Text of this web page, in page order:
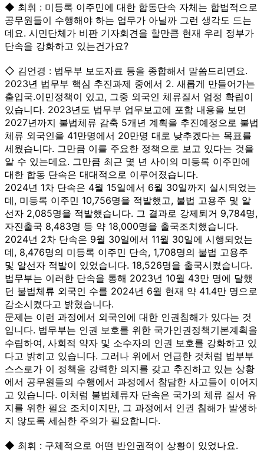
◆ 최휘 : 미등록 이주민에 대한 합동단속 자체는 합법적으로
공무원들이 수행해야 하는 업무가 아닐까 그런 생각도 드는
데요. 시민단체가 비판 기자회견을 할만큼 현재 우리 정부가
단속을 강화하고 있는건가요?
◇ 김언경 : 법무부 보도자료 등을 종합해서 말씀드리면요.
2023년 법무부 핵심 추진과제 중에서 2. 새롭게 만들어가는
출입국.이민정책이 있고, 그중 외국인 체류질서 엄정 확립이
있습니다. 2023년도 법무부 업무보고에 포함 내용을 보면
2027년까지 불법체류 감축 5개년 계획을 추진예정으로 불법
체류 외국인을 41만명에서 20만명 대로 낮추겠다는 목표를
세웠습니다. 그만큼 이를 주요한 정책으로 보고 있다는 것을
알 수 있는데요. 그만큼 최근 몇 년 사이의 미등록 이주민에
대한 합동 단속은 대대적으로 이루어졌습니다.
2024년 1차 단속은 4월 15일에서 6월 30일까지 실시되었는
데, 미등록 이주민 10,756명을 적발했고, 불법 고용주 및 알
선자 2,085명을 적발했습니다. 그 결과로 강제퇴거 9,784명,
자진출국 8,483명 등 약 18,000명을 출국조치했습니다.
2024년 2차 단속은 9월 30일에서 11월 30일에 시행되었는
데, 8,476명의 미등록 이주민 단속, 1,708명의 불법 고용주
및 알선자 적발이 있었습니다. 18,526명을 출국시켰습니다.
법무부는 이러한 단속을 통해 2023년 10월 43만 명에 달했
던 불법체류 외국인 수를 2024년 6월 현재 약 41.4만 명으로
감소시켰다고 밝혔습니다.
문제는 이런 과정에서 외국인에 대한 인권침해가 있다는 것
입니다. 법무부는 인권 보호를 위한 국가인권정책기본계획을
수립하여, 사회적 약자 및 소수자의 인권 보호를 강화하고 있
다고 밝히고 있습니다. 그러나 위에서 언급한 것처럼 법부부
스스로가 이 정책을 강력한 의지를 갖고 추진하고 있는 상황
에서 공무원들의 수행에서 과정에서 참담한 사고들이 이어지
고 있습니다. 이처럼 불법체류자 단속은 국가의 체류 질서 유
지를 위한 필요 조치이지만, 그 과정에서 인권 침해가 발생하
지 않도록 세심한 주의가 필요합니다.
◆ 최휘 : 구체적으로 어떤 반인권적이 상황이 있었나요.